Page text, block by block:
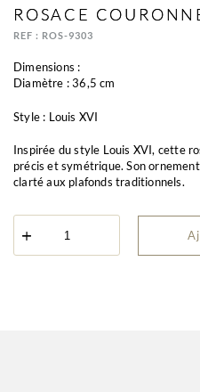
ROSACE
REF : ROS-9303
Dimensions :
Diamètre : 36,5 cm
Style : Louis XVI
Inspirée du style Louis XVI, cette
précis et symétrique. Son
clarté aux plafonds traditionnels.
quantité
de
Rosace